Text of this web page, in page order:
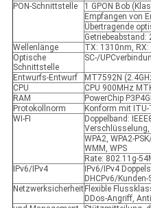
PON-Schnittstelle
1 GPON Bob
Empfangen von
Übertragende
Getriebeabstand:
Wellenlänge
TX: 1310nm,
Optische
Schnittstelle
SC-/
Entwurfs-Entwurf
MT7592N
CPU
CPU 900MHz
RAM
PowerChip
Protokollnorm
Konform mit
WI-FI
Doppelband:
Verschlüsselung,
WPA2, WPA2-
WMM, WPS
Rate: 802.11g-
IPv6/IPv4
IPv6/IPv4
DHCPv6/Kunden-
Netzwerksicherheit Flexible
DDos-Angriff,